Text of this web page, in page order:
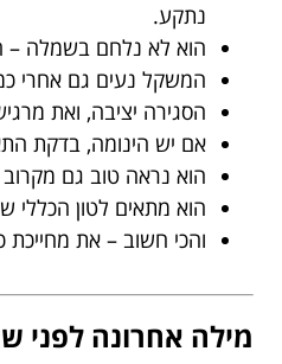
נתקע.
הוא לא נלחם בשמלה –
המשקל נעים גם אחרי
הסגירה יציבה, ואת
אם יש הינומה, בדקת
הוא נראה טוב גם
הוא מתאים לטון הכללי
והכי חשוב – את מחייכת
מילה אחרונה לפני